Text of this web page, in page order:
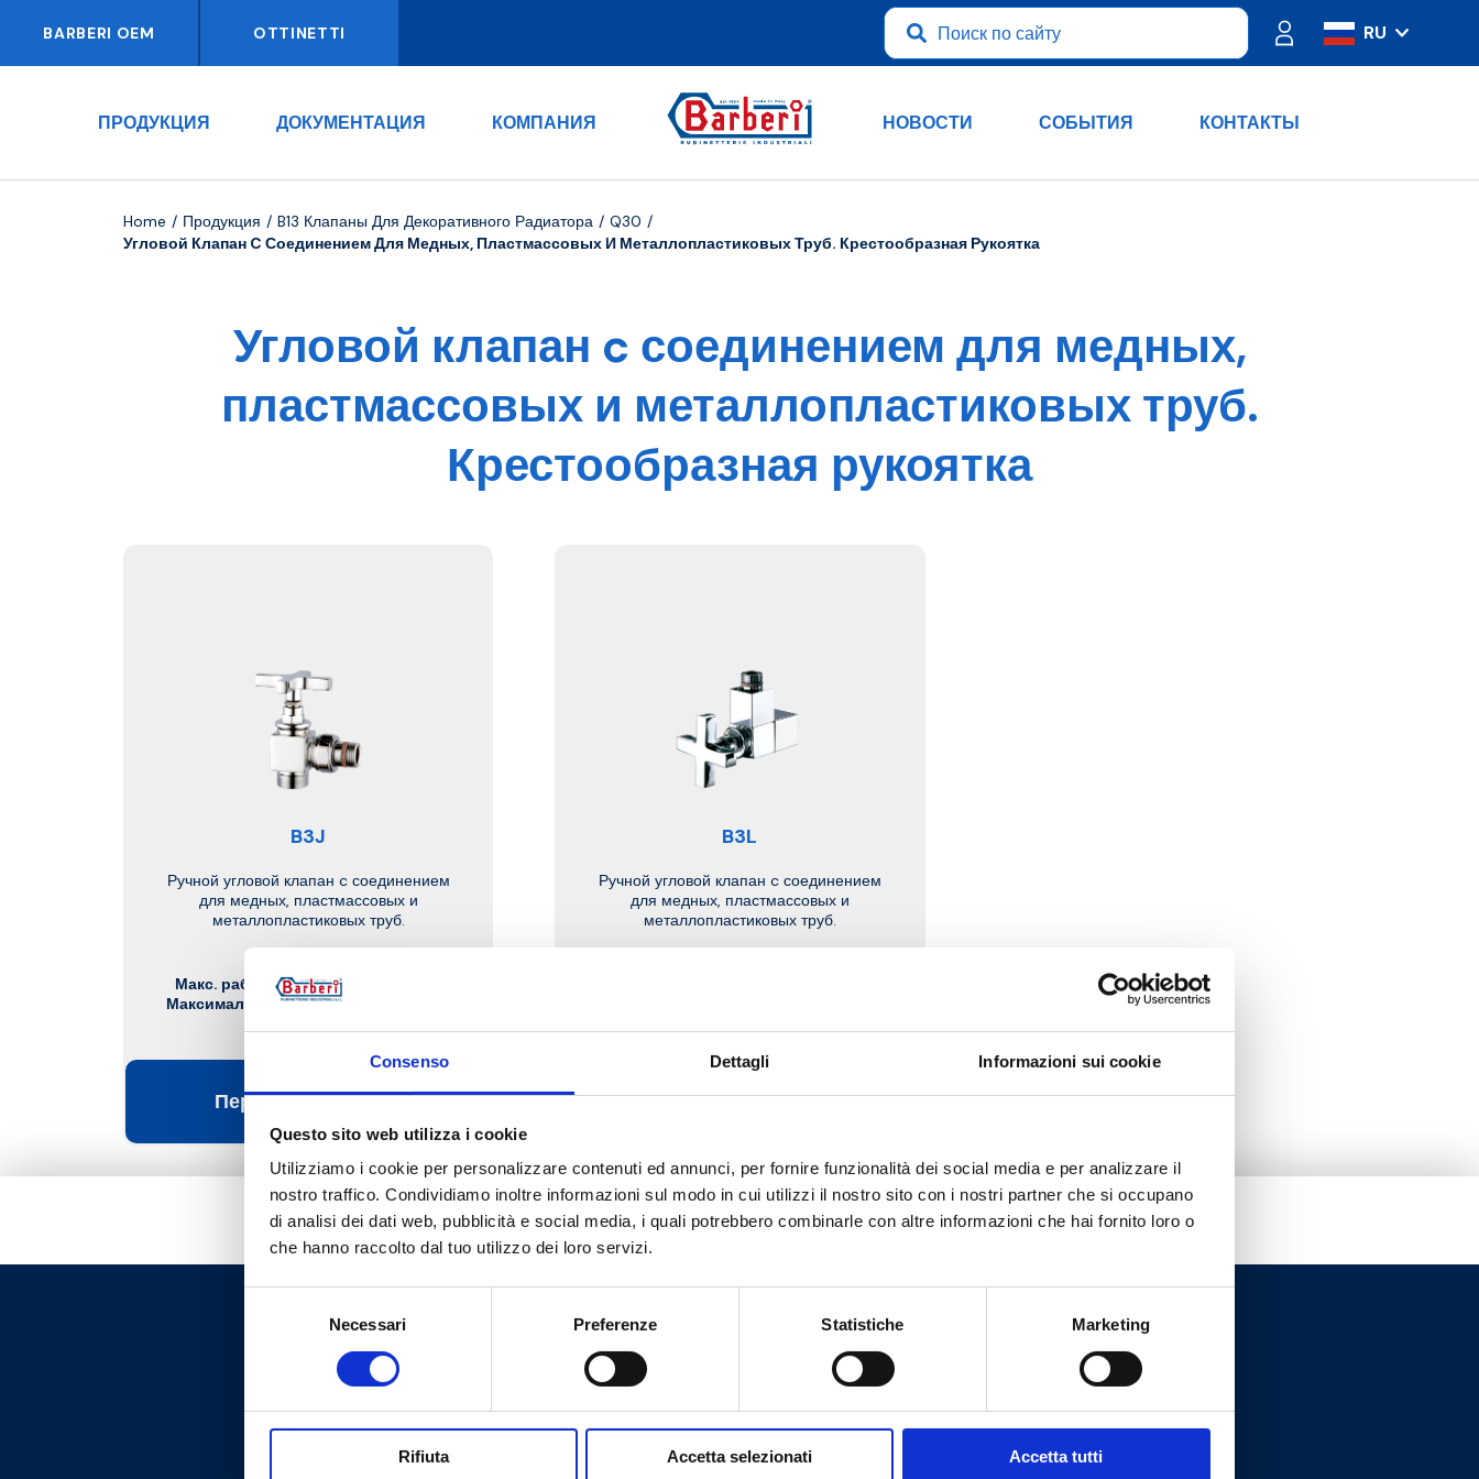
Consenso Dettagli Informazioni sui cookie
Questo sito web utilizza i cookie
Utilizziamo i cookie per personalizzare contenuti ed annunci, per fornire funzionalità dei social media e per analizzare il
nostro traffico. Condividiamo inoltre informazioni sul modo in cui utilizzi il nostro sito con i nostri partner che si occupano
di analisi dei dati web, pubblicità e social media, i quali potrebbero combinarle con altre informazioni che hai fornito loro o
che hanno raccolto dal tuo utilizzo dei loro servizi.
Necessari Preferenze Statistiche Marketing
Rifiuta Accetta selezionati Accetta tutti
BARBERI OEM OTTINETTI
RU
IT
PT
ПРОДУКЦИЯ ДОКУМЕНТАЦИЯ КОМПАНИЯ НОВОСТИ СОБЫТИЯ КОНТАКТЫ
Home Продукция B13 Клапаны Для Декоративного Радиатора
Q30
Угловой Клапан C Соединением Для Медных, Пластмассовых И Металлопластиковых Труб. Крестообразная Рукоятка
Угловой клапан c соединением для медных,
пластмассовых и металлопластиковых труб.
Крестообразная рукоятка
B3J
Ручной угловой клапан c соединением
для медных, пластмассовых и
металлопластиковых труб.
Макс. рабочая температура
Максимальное рабочее давление
Перейти к изделию
B3L
Ручной угловой клапан c соединением
для медных, пластмассовых и
металлопластиковых труб.
Перейти к изделию
Вам нужна помощь?